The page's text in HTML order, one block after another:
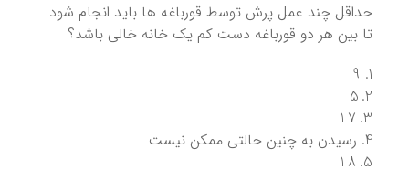
حداقل چند عمل پرش توسط قورباغه ها باید انجام شود
تا بین هر دو قورباغه دست کم یک خانه خالی باشد؟
9
5
17
رسیدن به چنین حالتی ممکن نیست
18